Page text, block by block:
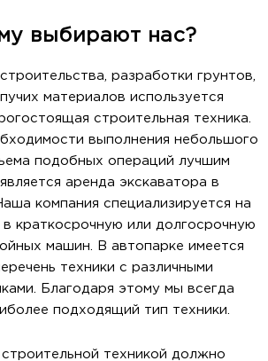
выбирают нас?
разработки грунтов,
материалов используется
строительная техника.
выполнения небольшого
подобных операций лучшим
аренда экскаватора в
компания специализируется на
краткосрочную или долгосрочную
машин. В автопарке имеется
техники с различными
Благодаря этому мы всегда
подходящий тип техники.
техникой должно